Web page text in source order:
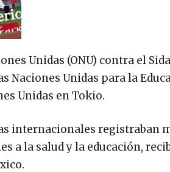
Unidas (ONU) contra el
Naciones Unidas para la
Unidas en Tokio.
internacionales registraban
a la salud y la educación,